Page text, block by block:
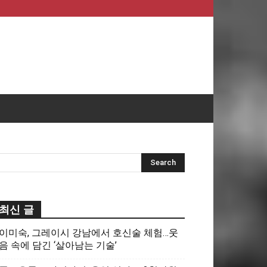
신 글
미숙, 그레이시 강남에서 호신술 체험…웃
속에 담긴 ‘살아남는 기술’